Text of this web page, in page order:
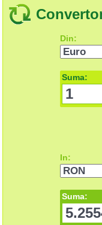
Din:
Suma:
In:
Suma: